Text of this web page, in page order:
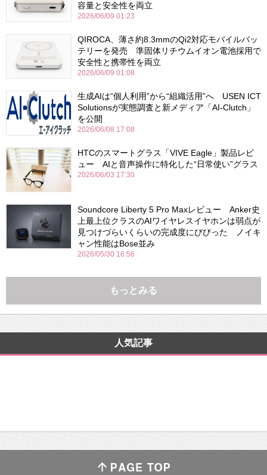
容量と安全性を両立
2026/06/09 01:23
QIROCA、薄さ約8.3mmのQi2対応モバイルバッ
テリーを発売 準固体リチウムイオン電池採用で
安全性と携帯性を両立
2026/06/09 01:08
生成AIは“個人利用”から“組織活用”へ USEN ICT
Solutionsが実態調査と新メディア「AI-Clutch」
を公開
2026/06/08 17:08
HTCのスマートグラス「VIVE Eagle」製品レビ
ュー AIと音声操作に特化した“日常使い”グラス
2026/06/03 17:30
Soundcore Liberty 5 Pro Maxレビュー Anker史
上最上位クラスのAIワイヤレスイヤホンは弱点が
見つけづらいくらいの完成度にびびった ノイキ
ャン性能はBose並み
2026/05/30 16:56
もっとみる
人気記事